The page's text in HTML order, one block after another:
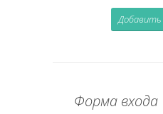
Форма входа